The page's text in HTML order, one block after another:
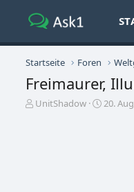
Startseite Foren
Freimaurer,
EUnitShadow
E
20.